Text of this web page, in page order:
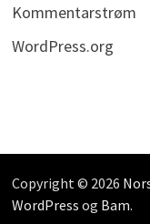
Kommentarstrøm
WordPress.org
Copyright © 2026
WordPress og Bam.